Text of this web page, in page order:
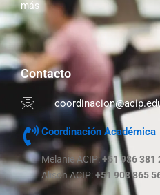
más
Contacto
Coordinación Académica
Melanie ACIP:+51 986 381
Alison ACIP:+51 908 865